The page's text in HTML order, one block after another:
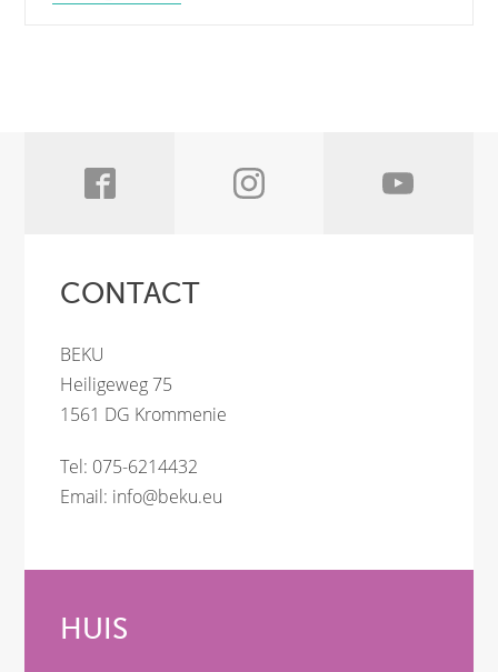
CONTACT
BEKU
Heiligeweg 75
1561 DG Krommenie
Tel: 075-6214432
Email: info@beku.eu
HUIS